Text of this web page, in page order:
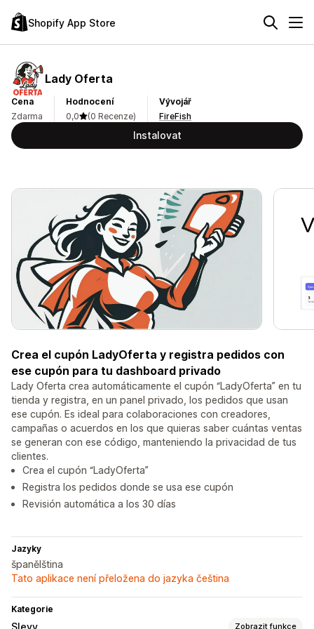
Shopify App Store
Lady Oferta
Cena
Zdarma
Hodnocení
0,0
(0 Recenze)
Vývojář
FireFish
Instalovat
Crea el cupón LadyOferta y registra pedidos con
ese cupón para tu dashboard privado
Lady Oferta crea automáticamente el cupón “LadyOferta” en tu
tienda y registra, en un panel privado, los pedidos que usan
ese cupón. Es ideal para colaboraciones con creadores,
campañas o acuerdos en los que quieras saber cuántas ventas
se generan con ese código, manteniendo la privacidad de tus
clientes.
Crea el cupón “LadyOferta”
Registra los pedidos donde se usa ese cupón
Revisión automática a los 30 días
Jazyky
španělština
Tato aplikace není přeložena do jazyka čeština
Kategorie
Zobrazit funkce